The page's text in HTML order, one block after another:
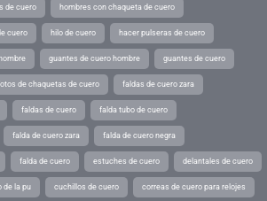
de cuero hombres con chaqueta de cuero
cuero hilo de cuero hacer pulseras de cuero
guantes de cuero hombre guantes de cuero
de chaquetas de cuero faldas de cuero zara
faldas de cuero falda tubo de cuero
falda de cuero zara falda de cuero negra
falda de cuero estuches de cuero delantales de cuero
de la pu cuchillos de cuero correas de cuero para relojes